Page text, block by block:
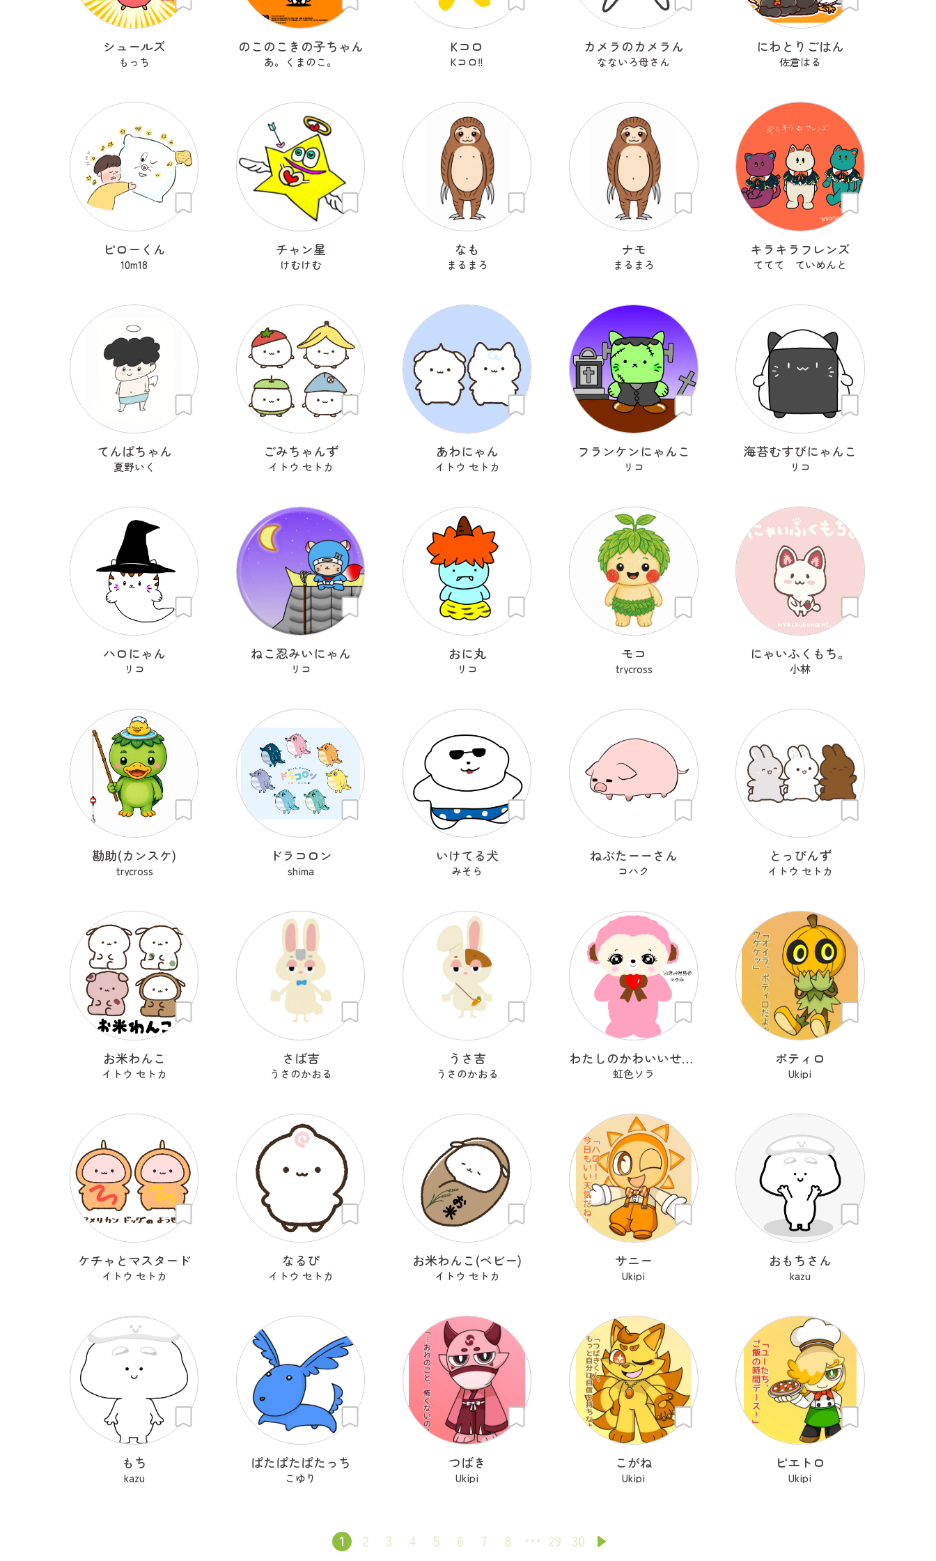
シュールズ
もっち
のこのこきの子ちゃん
あ。くまのこ。
Kコロ
Kコロ‼︎
カメラのカメラん
なないろ母さん
にわとりごはん
佐倉はる
ピローくん
10m18
チャン星
けむけむ
なも
まるまろ
ナモ
まるまろ
キラキラフレンズ
ててて ていめんと
てんぱちゃん
夏野いく
ごみちゃんず
イトウ セトカ
あわにゃん
イトウ セトカ
フランケンにゃんこ
リコ
海苔むすびにゃんこ
リコ
ハロにゃん
リコ
ねこ忍みいにゃん
リコ
おに丸
リコ
モコ
trycross
にゃいふくもち。
小林
勘助(カンスケ)
trycross
ドラコロン
shima
いけてる犬
みそら
ねぶたーーさん
コハク
とっぴんず
イトウ セトカ
お米わんこ
イトウ セトカ
さば吉
うさのかおる
うさ吉
うさのかおる
わたしのかわいいせかい
虹色ソラ
ポティロ
Ukipi
ケチャとマスタード
イトウ セトカ
なるぴ
イトウ セトカ
お米わんこ(ベビー)
イトウ セトカ
サニー
Ukipi
おもちさん
kazu
もち
kazu
ぱたぱたぱたっち
こゆり
つばき
Ukipi
こがね
Ukipi
ピエトロ
Ukipi
1 2 3 4 5 6 7 8 29 30